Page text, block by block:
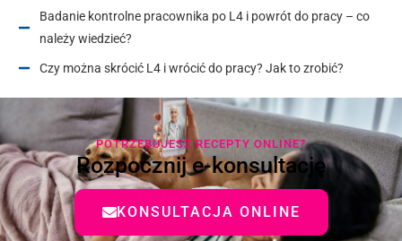
Badanie kontrolne pracownika po L4 i powrót do pracy – co
należy wiedzieć?
Czy można skrócić L4 i wrócić do pracy? Jak to zrobić?
POTRZEBUJESZ RECEPTY ONLINE?
Rozpocznij e-konsultację
KONSULTACJA ONLINE